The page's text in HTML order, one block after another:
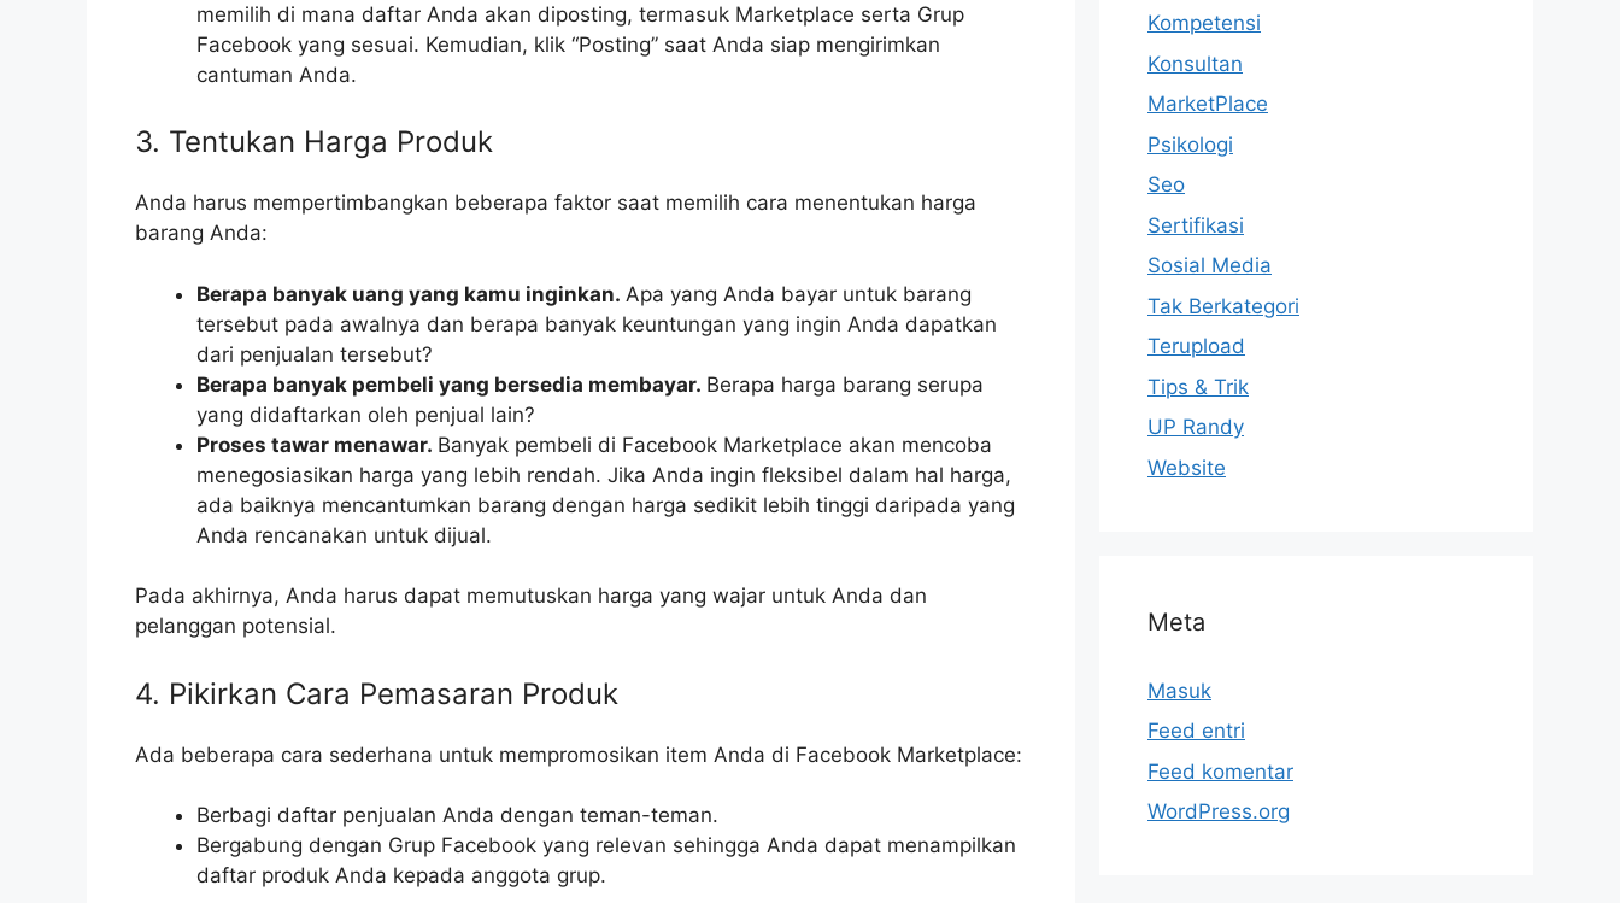
memilih di mana daftar Anda akan diposting, termasuk Marketplace serta Grup
Facebook yang sesuai. Kemudian, klik “Posting” saat Anda siap mengirimkan
cantuman Anda.
3. Tentukan Harga Produk
Anda harus mempertimbangkan beberapa faktor saat memilih cara menentukan harga
barang Anda:
Berapa banyak uang yang kamu inginkan. Apa yang Anda bayar untuk barang
tersebut pada awalnya dan berapa banyak keuntungan yang ingin Anda dapatkan
dari penjualan tersebut?
Berapa banyak pembeli yang bersedia membayar. Berapa harga barang serupa
yang didaftarkan oleh penjual lain?
Proses tawar menawar. Banyak pembeli di Facebook Marketplace akan mencoba
menegosiasikan harga yang lebih rendah. Jika Anda ingin fleksibel dalam hal harga,
ada baiknya mencantumkan barang dengan harga sedikit lebih tinggi daripada yang
Anda rencanakan untuk dijual.
Pada akhirnya, Anda harus dapat memutuskan harga yang wajar untuk Anda dan
pelanggan potensial.
4. Pikirkan Cara Pemasaran Produk
Ada beberapa cara sederhana untuk mempromosikan item Anda di Facebook Marketplace:
Berbagi daftar penjualan Anda dengan teman-teman.
Bergabung dengan Grup Facebook yang relevan sehingga Anda dapat menampilkan
daftar produk Anda kepada anggota grup.
Kompetensi
Konsultan
MarketPlace
Psikologi
Seo
Sertifikasi
Sosial Media
Tak Berkategori
Terupload
Tips & Trik
UP Randy
Website
Meta
Masuk
Feed entri
Feed komentar
WordPress.org